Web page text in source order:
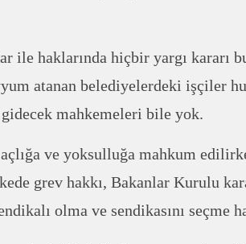
ile haklarında hiçbir yargı kararı
atanan belediyelerdeki işçiler
mahkemeleri bile yok.
ve yoksulluğa mahkum
grev hakkı, Bakanlar Kurulu
olma ve sendikasını seçme